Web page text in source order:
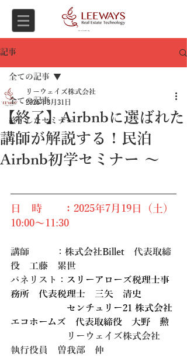
記事
全ての記事
終了したセミナー
全ての記事
【終了】Airbnbに選ばれた
講師が解説する！民泊
Airbnb初学セミナー ～
リーウェイズ株式会社
2025年3月31日
日　時　　：2025年7月19日（土）
10:00～11:30
講師         ： 株式会社Billet　代表取締
役　工藤　累世
パネリスト： スリーアローズ税理士事
務所　代表税理士　三矢　清史
センチュリー21 株式会社
エコホームズ　代表取締役
大野　勲
リーウェイズ株式会社
執行役員　曽我部　伸